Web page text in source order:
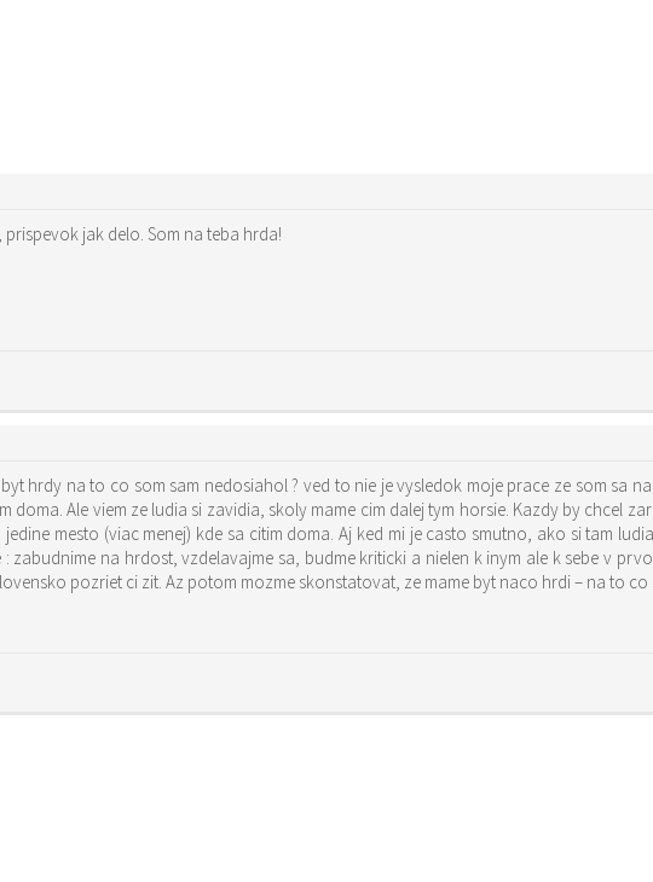
jak delo. Som na teba hrda!
hrdy na to co som sam nedosiahol ? ved to nie je vysledok moje prace ze som sa
doma. Ale viem ze ludia si zavidia, skoly mame cim dalej tym horsie. Kazdy by chcel
mesto (viac menej) kde sa citim doma. Aj ked mi je casto smutno, ako si tam
na hrdost, vzdelavajme sa, budme kriticki a nielen k inym ale k sebe v
pozriet ci zit. Az potom mozme skonstatovat, ze mame byt naco hrdi – na to co